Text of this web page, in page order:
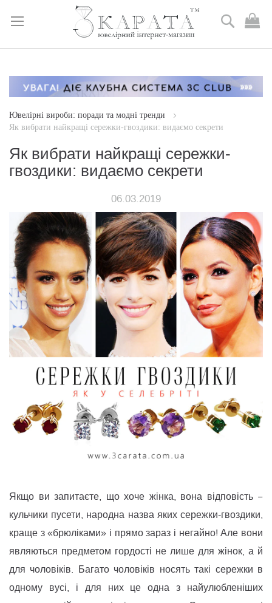
Skip
Content
Пошук
Ювелірні вироби: поради та модні тренди
Як вибрати найкращі сережки-гвоздики: видаємо секрети
Як вибрати найкращі сережки-
гвоздики: видаємо секрети
06.03.2019
Якщо ви запитаєте, що хоче жінка, вона відповість −
кульчики пусети, народна назва яких сережки-гвоздики,
краще з «брюліками» і прямо зараз і негайно! Але вони
являються предметом гордості не лише для жінок, а й
для чоловіків. Багато чоловіків носять такі сережки в
одному вусі, і для них це одна з найулюбленіших